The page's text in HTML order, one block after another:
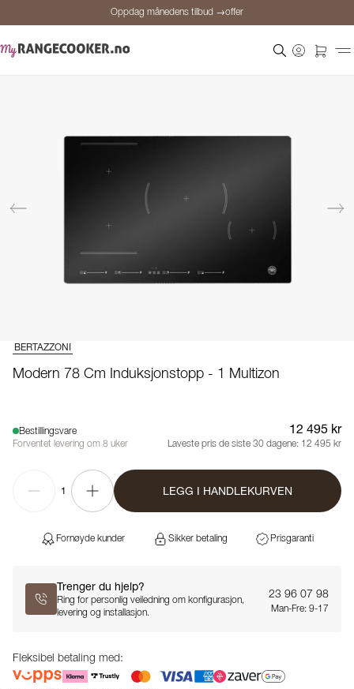
Oppdag månedens tilbud →offer
Oppdag månedens tilbud →offer
BERTAZZONI
Modern 78 Cm Induksjonstopp - 1 Multizon
Bestillingsvare
Forventet levering om 8 uker
12 495 kr
Laveste pris de siste 30 dagene: 12 495 kr
1 LEGG I HANDLEKURVEN
Fornøyde kunder Sikker betaling Prisgaranti
Trenger du hjelp?
Ring for personlig veiledning om konfigurasjon,
levering og installasjon.
23 96 07 98
Man-Fre: 9-17
Fleksibel betaling med: